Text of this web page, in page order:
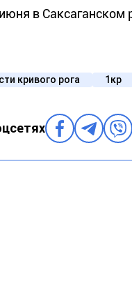
в Саксаганском
кривого рога 1кр